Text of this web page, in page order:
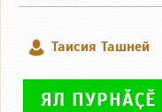
Таисия Ташней
ЯЛ ПУРНӐҪӖ